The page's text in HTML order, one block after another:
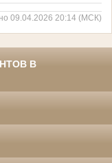
09.04.2026 20:14 (МСК)
В